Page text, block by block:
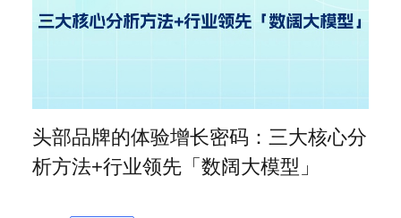
头部品牌的体验增长密码：三大核心分
析方法+行业领先「数阔大模型」